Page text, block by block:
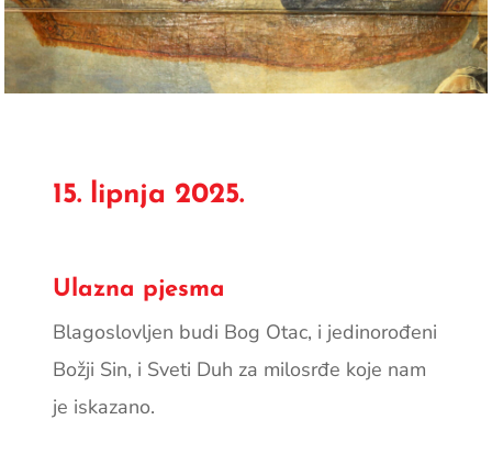
15. lipnja 2025.
Ulazna pjesma
Blagoslovljen budi Bog Otac, i jedinorođeni
Božji Sin, i Sveti Duh za milosrđe koje nam
je iskazano.